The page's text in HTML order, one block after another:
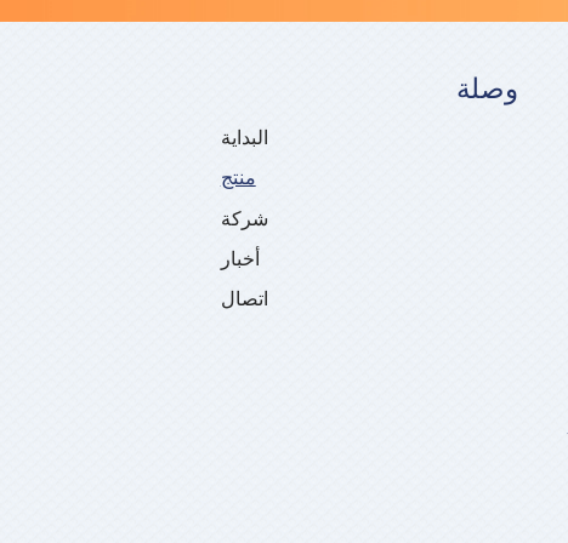
وصلة
البداية
منتج
شركة
أخبار
اتصال